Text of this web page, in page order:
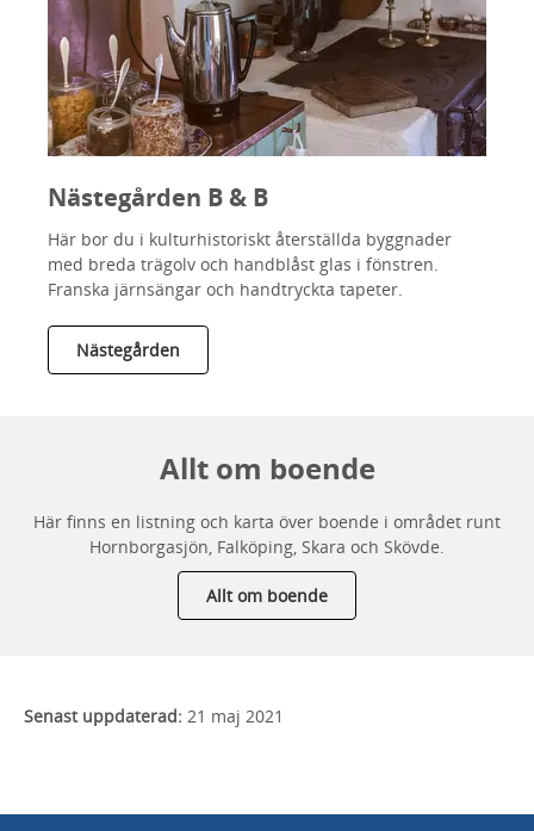
Nästegården B & B
Här bor du i kulturhistoriskt återställda byggnader
med breda trägolv och handblåst glas i fönstren.
Franska järnsängar och handtryckta tapeter.
Nästegården
Allt om boende
Här finns en listning och karta över boende i området runt
Hornborgasjön, Falköping, Skara och Skövde.
Allt om boende
Senast uppdaterad: 21 maj 2021